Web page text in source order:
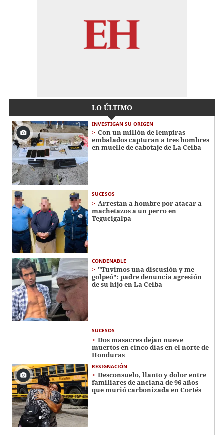
LO ÚLTIMO
INVESTIGAN SU ORIGEN
Con un millón de lempiras
embalados capturan a tres hombres
en muelle de cabotaje de La Ceiba
SUCESOS
Arrestan a hombre por atacar a
machetazos a un perro en
Tegucigalpa
CONDENABLE
"Tuvimos una discusión y me
golpeó": padre denuncia agresión
de su hijo en La Ceiba
SUCESOS
Dos masacres dejan nueve
muertos en cinco días en el norte de
Honduras
RESIGNACIÓN
​​​​Desconsuelo, llanto y dolor entre
familiares de anciana de 96 años
que murió carbonizada en Cortés